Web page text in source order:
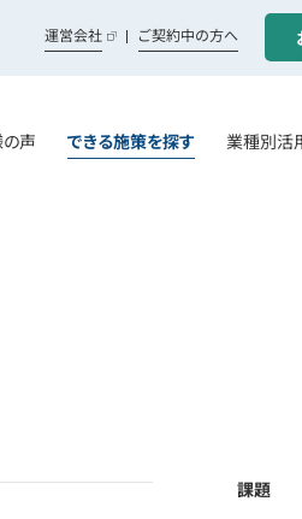
運営会社 ご契約中の方へ
声 できる施策を探す 業種別活
課題